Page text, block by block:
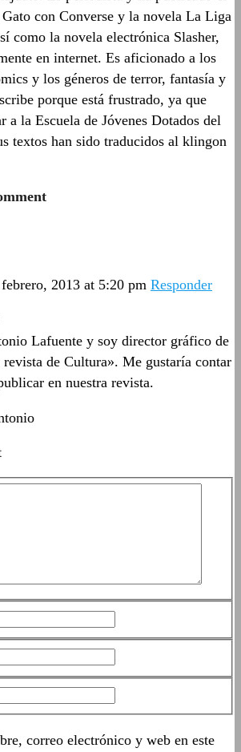
con Converse y la novela La Liga
como la novela electrónica Slasher,
en internet. Es aficionado a los
y los géneros de terror, fantasía y
porque está frustrado, ya que
a la Escuela de Jóvenes Dotados del
textos han sido traducidos al klingon
2013 at 5:20 pm Responder
Lafuente y soy director gráfico de
de Cultura». Me gustaría contar
en nuestra revista.
correo electrónico y web en este